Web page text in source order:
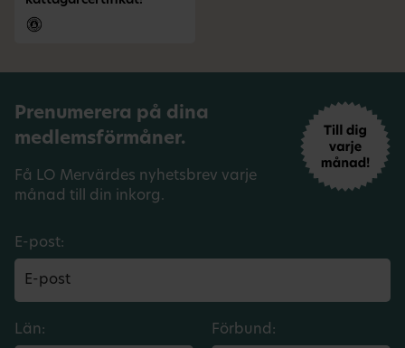
Prenumerera på dina
medlemsförmåner.
Få LO Mervärdes nyhetsbrev varje
månad till din inkorg.
E-post:
Län: Förbund: